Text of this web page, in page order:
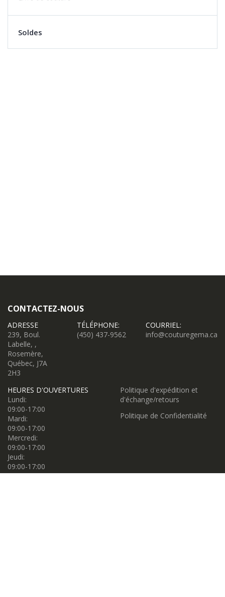
Soldes
CONTACTEZ-NOUS
ADRESSE
239, Boul.
Labelle, ,
Rosemère,
Québec, J7A
2H3
TÉLÉPHONE:
(450) 437-9562
COURRIEL:
info@couturegema.ca
HEURES D'OUVERTURES
Lundi:
09:00-17:00
Mardi:
09:00-17:00
Mercredi:
09:00-17:00
Jeudi:
09:00-17:00
Vendredi:
Politique d'expédition et
d'échange/retours
Politique de Confidentialité